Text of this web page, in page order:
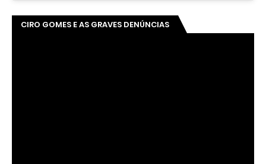
CIRO GOMES E AS GRAVES DENÚNCIAS